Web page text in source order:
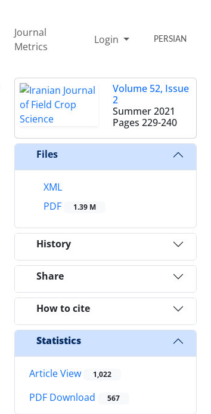
Journal
Metrics
Login PERSIAN
Volume 52, Issue
2
Summer 2021
Pages 229-240
Files
XML
PDF
1.39 M
History
Share
How to cite
Statistics
Article View 1,022
PDF Download 567